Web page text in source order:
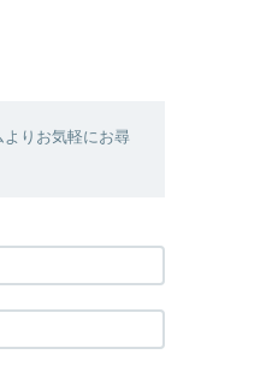
りお気軽にお尋